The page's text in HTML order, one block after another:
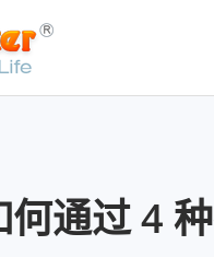
何通过 4